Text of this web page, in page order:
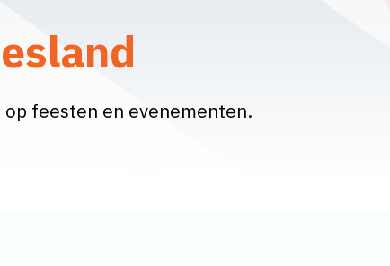
feesten en evenementen.